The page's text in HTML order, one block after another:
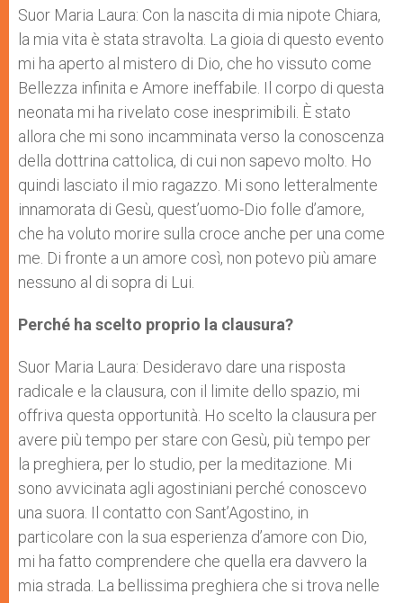
Suor Maria Laura: Con la nascita di mia nipote Chiara,
la mia vita è stata stravolta. La gioia di questo evento
mi ha aperto al mistero di Dio, che ho vissuto come
Bellezza infinita e Amore ineffabile. Il corpo di questa
neonata mi ha rivelato cose inesprimibili. È stato
allora che mi sono incamminata verso la conoscenza
della dottrina cattolica, di cui non sapevo molto. Ho
quindi lasciato il mio ragazzo. Mi sono letteralmente
innamorata di Gesù, quest’uomo-Dio folle d’amore,
che ha voluto morire sulla croce anche per una come
me. Di fronte a un amore così, non potevo più amare
nessuno al di sopra di Lui.
Perché ha scelto proprio la clausura?
Suor Maria Laura: Desideravo dare una risposta
radicale e la clausura, con il limite dello spazio, mi
offriva questa opportunità. Ho scelto la clausura per
avere più tempo per stare con Gesù, più tempo per
la preghiera, per lo studio, per la meditazione. Mi
sono avvicinata agli agostiniani perché conoscevo
una suora. Il contatto con Sant’Agostino, in
particolare con la sua esperienza d’amore con Dio,
mi ha fatto comprendere che quella era davvero la
mia strada. La bellissima preghiera che si trova nelle